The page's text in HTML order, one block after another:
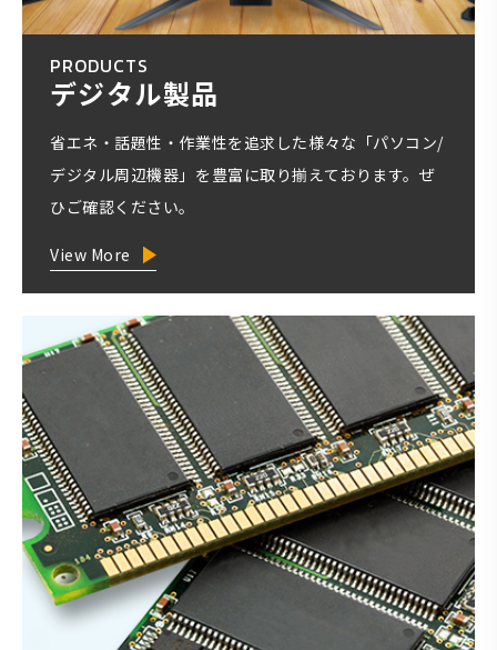
PRODUCTS
デジタル製品
省エネ・話題性・作業性を追求した様々な「パソコン/
デジタル周辺機器」を豊富に取り揃えております。ぜ
ひご確認ください。
View More